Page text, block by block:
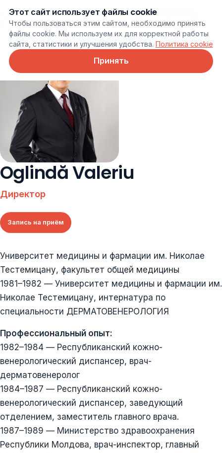
Онлайн запись
Oglindă Valeriu
Директор
Запись на приём
Университет медицины и фармации им. Николае
Тестемицану, факультет общей медицины
1981–1982 — Университет медицины и фармации им.
Николае Тестемицану, интернатура по
специальности ДЕРМАТОВЕНЕРОЛОГИЯ
Профессиональный опыт:
1982–1984 — Республиканский кожно-
венерологический диспансер, врач-
дерматовенеролог
1984–1987 — Республиканский кожно-
венерологический диспансер, заведующий
отделением, заместитель главного врача.
1987–1989 — Министерство здравоохранения
Республики Молдова, врач-инспектор, главный
Этот сайт использует файлы cookie
Чтобы пользоваться этим сайтом, необходимо принять
файлы cookie. Мы используем их для корректной работы
сайта, статистики и улучшения удобства. Политика cookie
Принять